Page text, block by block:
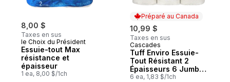
8,00 $
Taxes en sus
le Choix du Président
Essuie-tout Max
résistance et
épaisseur
1 ea, 8,00 $/1ch
Préparé au Canada
10,99 $
Taxes en sus
Préparé au Canada
Cascades
Tuff Enviro Essuie-
Tout Résistant 2
Épaisseurs 6 Jumbo
Multi Formats
6 ea, 1,83 $/1ch